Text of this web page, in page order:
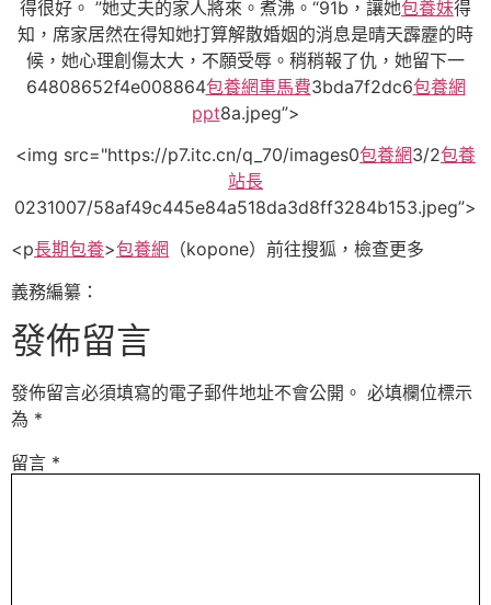
得很好。 ”她丈夫的家人將來。煮沸。“91b，讓她包養妹得
知，席家居然在得知她打算解散婚姻的消息是晴天霹靂的時
候，她心理創傷太大，不願受辱。稍稍報了仇，她留下一
64808652f4e008864包養網車馬費3bda7f2dc6包養網
ppt8a.jpeg”>
<img src="https://p7.itc.cn/q_70/images0包養網3/2包養
站長
0231007/58af49c445e84a518da3d8ff3284b153.jpeg”>
<p長期包養>包養網 （kopone） 前往搜狐，檢查更多
義務編纂：
發佈留言
發佈留言必須填寫的電子郵件地址不會公開。 必填欄位標示
為 *
留言 *